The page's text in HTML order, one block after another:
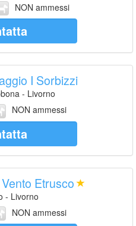
NON ammessi
I Sorbizzi
- Livorno
NON ammessi
Etrusco
- Livorno
NON ammessi